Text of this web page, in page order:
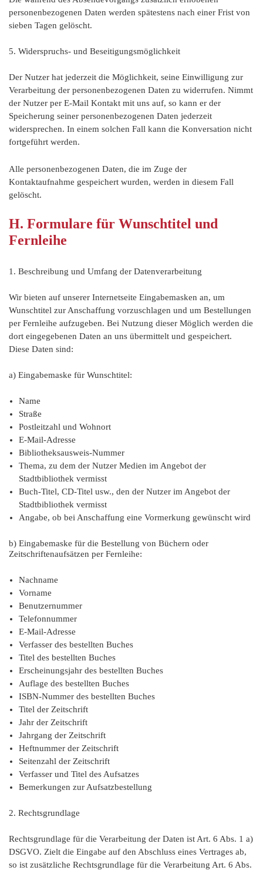
personenbezogenen Daten werden spätestens nach einer Frist von
sieben Tagen gelöscht.
5. Widerspruchs- und Beseitigungsmöglichkeit
Der Nutzer hat jederzeit die Möglichkeit, seine Einwilligung zur
Verarbeitung der personenbezogenen Daten zu widerrufen. Nimmt
der Nutzer per E-Mail Kontakt mit uns auf, so kann er der
Speicherung seiner personenbezogenen Daten jederzeit
widersprechen. In einem solchen Fall kann die Konversation nicht
fortgeführt werden.
Alle personenbezogenen Daten, die im Zuge der
Kontaktaufnahme gespeichert wurden, werden in diesem Fall
gelöscht.
H. Formulare für Wunschtitel und
Fernleihe
1. Beschreibung und Umfang der Datenverarbeitung
Wir bieten auf unserer Internetseite Eingabemasken an, um
Wunschtitel zur Anschaffung vorzuschlagen und um Bestellungen
per Fernleihe aufzugeben. Bei Nutzung dieser Möglich werden die
dort eingegebenen Daten an uns übermittelt und gespeichert.
Diese Daten sind:
a) Eingabemaske für Wunschtitel:
Name
Straße
Postleitzahl und Wohnort
E-Mail-Adresse
Bibliotheksausweis-Nummer
Thema, zu dem der Nutzer Medien im Angebot der
Stadtbibliothek vermisst
Buch-Titel, CD-Titel usw., den der Nutzer im Angebot der
Stadtbibliothek vermisst
Angabe, ob bei Anschaffung eine Vormerkung gewünscht wird
b) Eingabemaske für die Bestellung von Büchern oder
Zeitschriftenaufsätzen per Fernleihe:
Nachname
Vorname
Benutzernummer
Telefonnummer
E-Mail-Adresse
Verfasser des bestellten Buches
Titel des bestellten Buches
Erscheinungsjahr des bestellten Buches
Auflage des bestellten Buches
ISBN-Nummer des bestellten Buches
Titel der Zeitschrift
Jahr der Zeitschrift
Jahrgang der Zeitschrift
Heftnummer der Zeitschrift
Seitenzahl der Zeitschrift
Verfasser und Titel des Aufsatzes
Bemerkungen zur Aufsatzbestellung
2. Rechtsgrundlage
Rechtsgrundlage für die Verarbeitung der Daten ist Art. 6 Abs. 1 a)
DSGVO. Zielt die Eingabe auf den Abschluss eines Vertrages ab,
so ist zusätzliche Rechtsgrundlage für die Verarbeitung Art. 6 Abs.